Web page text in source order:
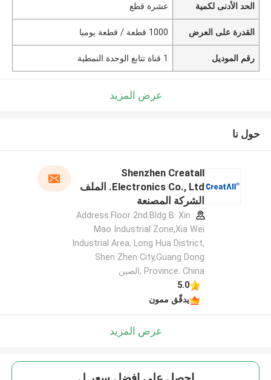
اترك رسالة
الحد الأدنى لكمية عشرة قطع
القدرة على العرض 1000 قطعة / قطعة يوميا
رقم الموديل 1 قناة تتابع الوحدة النمطية
عرض المزيد
حول نا
Shenzhen Creatall
Electronics Co., Ltd. الملف
الشركة المصنعة
Address:Floor 2nd.Bldg B. Xin
Mao Industrial Zone,Xia Wei
Industrial Area, Long Hua District,
Shen Zhen City,Guang Dong
Province. China ,الصين
5.0
يدقّق ممون
عرض المزيد